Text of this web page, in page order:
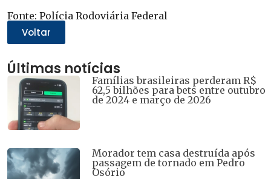
WhatsApp(abre
em
nova
janela)
Twitter(abre
em
Facebook(abre
em
Telegram(abre
em
LinkedIn(abre
em
Fonte: Polícia Rodoviária Federal
Voltar
Últimas notícias
Famílias brasileiras perderam R$
62,5 bilhões para bets entre outubro
de 2024 e março de 2026
Morador tem casa destruída após
passagem de tornado em Pedro
Osório